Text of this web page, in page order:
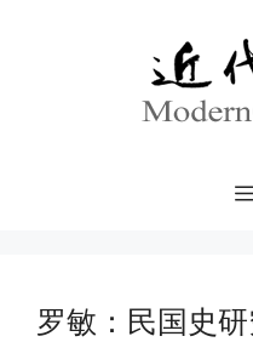
罗敏：民国史